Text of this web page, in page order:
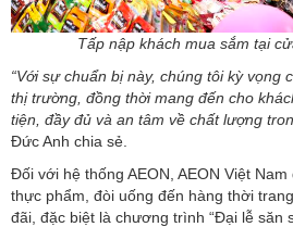
Tấp nập khách mua sắm tại
“Với sự chuẩn bị này, chúng tôi kỳ vọng
thị trường, đồng thời mang đến cho
tiện, đầy đủ và an tâm về chất lượng
Đức Anh chia sẻ.
Đối với hệ thống AEON, AEON Việt
thực phẩm, đòi uống đến hàng thời
đãi, đặc biệt là chương trình “Đại lễ săn